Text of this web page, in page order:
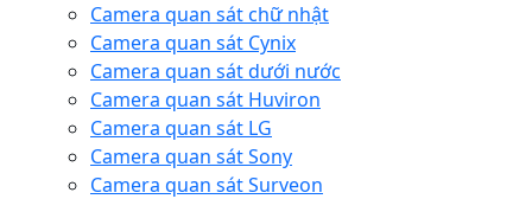
Camera quan sát chữ nhật
Camera quan sát Cynix
Camera quan sát dưới nước
Camera quan sát Huviron
Camera quan sát LG
Camera quan sát Sony
Camera quan sát Surveon